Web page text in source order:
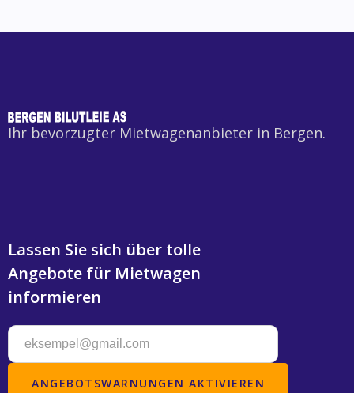
Ihr bevorzugter Mietwagenanbieter in Bergen.
Lassen Sie sich über tolle
Angebote für Mietwagen
informieren